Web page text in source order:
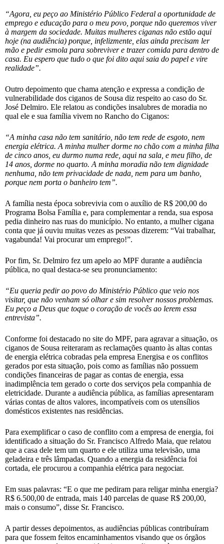
“Agora, eu peço ao Ministério Público Federal a oportunidade de
emprego e educação para o meu povo, porque não queremos viver
à margem da sociedade. Muitas mulheres ciganas não estão aqui
hoje (na audiência) porque, infelizmente, elas ainda precisam ler
mão e pedir esmola para sobreviver e trazer comida para dentro de
casa. Eu espero que tudo o que foi dito aqui saia do papel e vire
realidade”.
Outro depoimento que chama atenção e expressa a condição de
vulnerabilidade dos ciganos de Sousa diz respeito ao caso do Sr.
José Delmiro. Ele relatou as condições insalubres de moradia no
qual ele e sua família vivem no Rancho do Ciganos:
“A minha casa não tem sanitário, não tem rede de esgoto, nem
energia elétrica. A minha mulher dorme no chão com a minha filha
de cinco anos, eu durmo numa rede, aqui na sala, e meu filho, de
14 anos, dorme no quarto. A minha moradia não tem dignidade
nenhuma, não tem privacidade de nada, nem para um banho,
porque nem porta o banheiro tem”.
A família nesta época sobrevivia com o auxílio de R$ 200,00 do
Programa Bolsa Família e, para complementar a renda, sua esposa
pedia dinheiro nas ruas do município. No entanto, a mulher cigana
conta que já ouviu muitas vezes as pessoas dizerem: “Vai trabalhar,
vagabunda! Vai procurar um emprego!”.
Por fim, Sr. Delmiro fez um apelo ao MPF durante a audiência
pública, no qual destaca-se seu pronunciamento:
“Eu queria pedir ao povo do Ministério Público que veio nos
visitar, que não venham só olhar e sim resolver nossos problemas.
Eu peço a Deus que toque o coração de vocês ao lerem essa
entrevista”.
Conforme foi destacado no site do MPF, para agravar a situação, os
ciganos de Sousa reiteraram as reclamações quanto às altas contas
de energia elétrica cobradas pela empresa Energisa e os conflitos
gerados por esta situação, pois como as famílias não possuem
condições financeiras de pagar as contas de energia, essa
inadimplência tem gerado o corte dos serviços pela companhia de
eletricidade. Durante a audiência pública, as famílias apresentaram
várias contas de altos valores, incompatíveis com os utensílios
domésticos existentes nas residências.
Para exemplificar o caso de conflito com a empresa de energia, foi
identificado a situação do Sr. Francisco Alfredo Maia, que relatou
que a casa dele tem um quarto e ele utiliza uma televisão, uma
geladeira e três lâmpadas. Quando a energia da residência foi
cortada, ele procurou a companhia elétrica para negociar.
Em suas palavras: “E o que me pediram para religar minha energia?
R$ 6.500,00 de entrada, mais 140 parcelas de quase R$ 200,00,
mais o consumo”, disse Sr. Francisco.
A partir desses depoimentos, as audiências públicas contribuíram
para que fossem feitos encaminhamentos visando que os órgãos